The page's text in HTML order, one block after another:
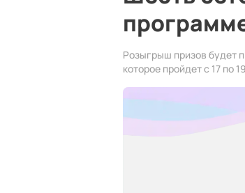
Розыгрыш призов будет
которое пройдет с 17 по